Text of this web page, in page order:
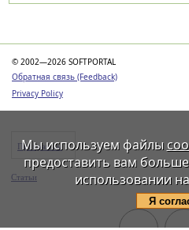
© 2002—2026 SOFTPORTAL
Обратная связь (Feedback)
Privacy Policy
Программы
Статьи
Мы используем файлы
предоставить вам
использовании